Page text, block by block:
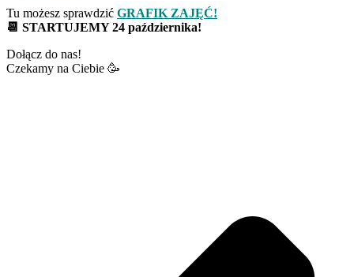
Tu możesz sprawdzić GRAFIK ZAJĘĆ!
📆 STARTUJEMY 24 października!
Dołącz do nas!
Czekamy na Ciebie 🥳